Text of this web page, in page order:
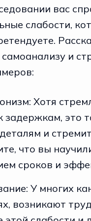
вас
слабости,
самоанализу и
Хотя
задержкам, это
и
что вы
сроков и
У многих
возникают